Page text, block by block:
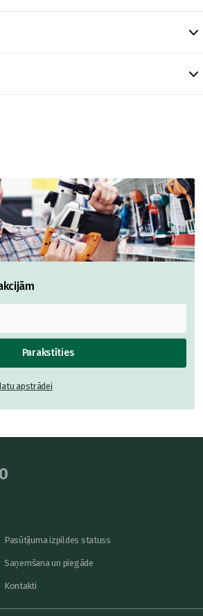
Parakstīties
apstrādei
Pasūtījuma izpildes statuss
Saņemšana un piegāde
Kontakti